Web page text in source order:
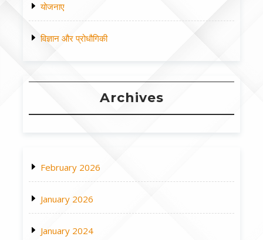
योजनाए
विज्ञान और प्रोधौगिकी
Archives
February 2026
January 2026
January 2024